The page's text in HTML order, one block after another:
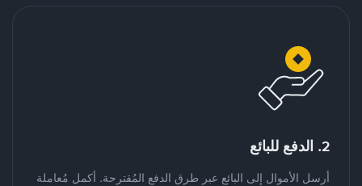
2. الدفع للبائع
أرسل الأموال إلى البائع عبر طرق الدفع المُقترحة. أكمل مُعاملة